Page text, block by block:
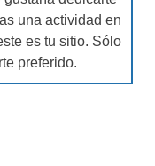
una actividad en
es tu sitio. Sólo
preferido.